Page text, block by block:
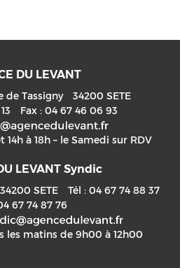
DU LEVANT
de Tassigny 34200 SETE
Fax : 04 67 46 06 93
14h à 18h – le Samedi sur RDV
LEVANT Syndic
34200 SETE Tél : 04 67 74 88 37
67 74 87 76
les matins de 9h00 à 12h00